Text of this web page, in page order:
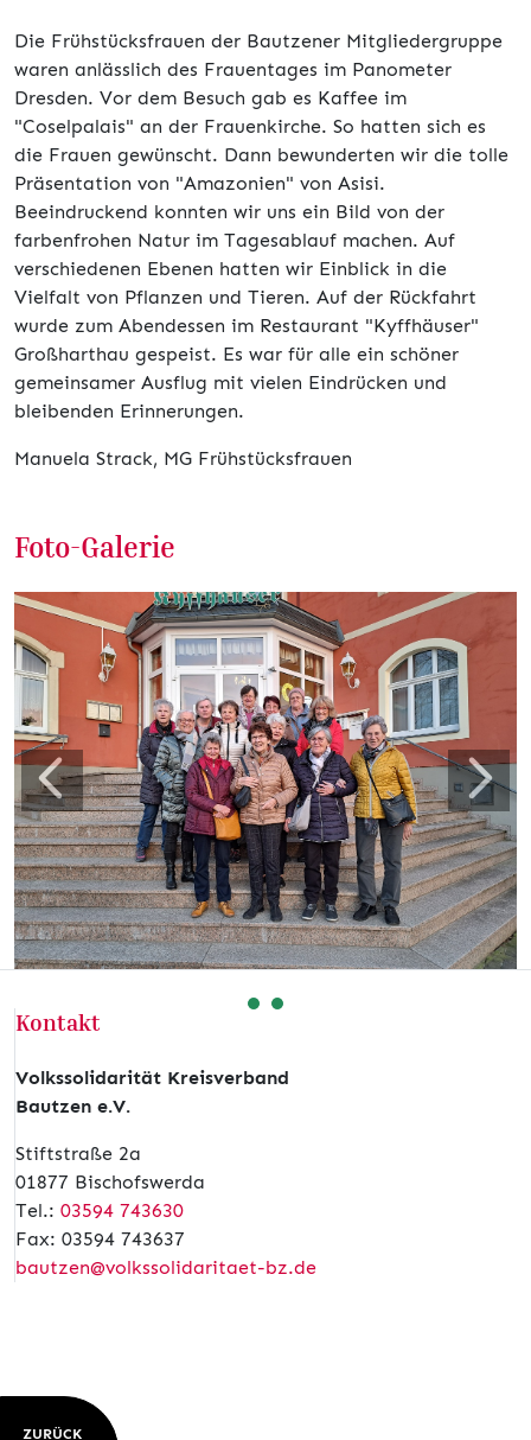
Die Frühstücksfrauen der Bautzener Mitgliedergruppe
waren anlässlich des Frauentages im Panometer
Dresden. Vor dem Besuch gab es Kaffee im
"Coselpalais" an der Frauenkirche. So hatten sich es
die Frauen gewünscht. Dann bewunderten wir die tolle
Präsentation von "Amazonien" von Asisi.
Beeindruckend konnten wir uns ein Bild von der
farbenfrohen Natur im Tagesablauf machen. Auf
verschiedenen Ebenen hatten wir Einblick in die
Vielfalt von Pflanzen und Tieren. Auf der Rückfahrt
wurde zum Abendessen im Restaurant "Kyffhäuser"
Großharthau gespeist. Es war für alle ein schöner
gemeinsamer Ausflug mit vielen Eindrücken und
bleibenden Erinnerungen.
Manuela Strack, MG Frühstücksfrauen
Foto-Galerie
Zurück
Kontakt
Volkssolidarität Kreisverband
Bautzen e.V.
Stiftstraße 2a
01877 Bischofswerda
Tel.: 03594 743630
Fax: 03594 743637
bautzen@volkssolidaritaet-bz.de
ZURÜCK